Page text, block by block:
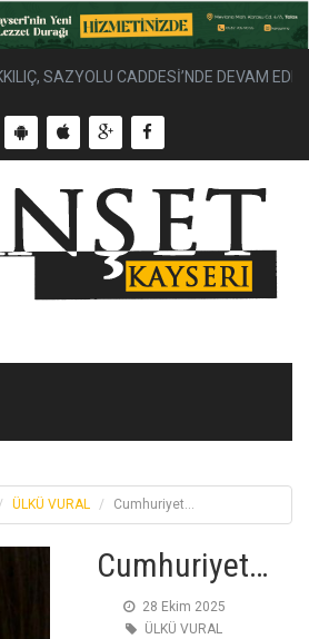
SAZYOLU CADDESİ’NDE DEVAM
ÜLKÜ VURAL Cumhuriyet…
Cumhuriyet…
28 Ekim 2025
ÜLKÜ VURAL